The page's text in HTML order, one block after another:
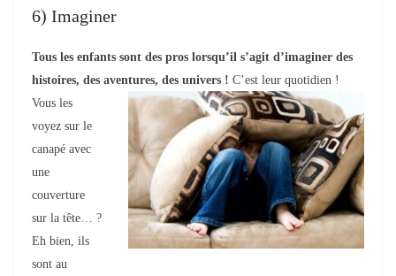
6) Imaginer
Tous les enfants sont des pros lorsqu’il s’agit d’imaginer des
histoires, des aventures, des univers ! C’est leur quotidien !
Vous les
voyez sur le
canapé avec
une
couverture
sur la tête… ?
Eh bien, ils
sont au